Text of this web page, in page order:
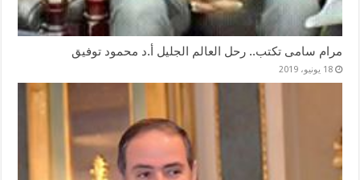
مرام سامى تكتب.. رحل العالم الجليل أ.د محمود توفيق
18 يونيو، 2019